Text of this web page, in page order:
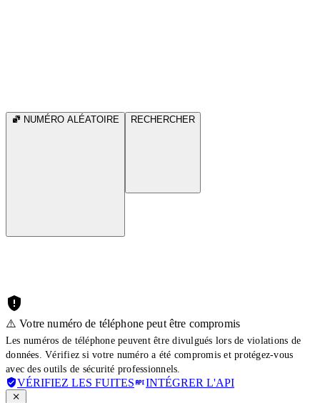
NUMÉRO ALÉATOIRE RECHERCHER
⚠️ Votre numéro de téléphone peut être compromis
Les numéros de téléphone peuvent être divulgués lors de violations de
données. Vérifiez si votre numéro a été compromis et protégez-vous
avec des outils de sécurité professionnels.
VÉRIFIEZ LES FUITES INTÉGRER L'API